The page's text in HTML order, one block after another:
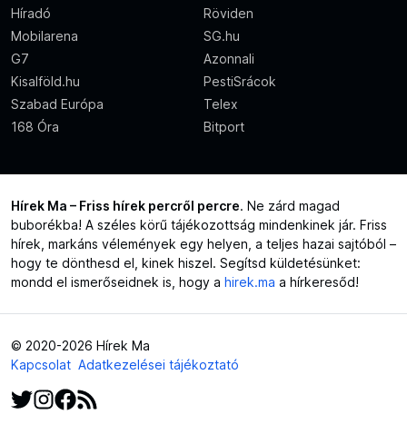
Híradó
Röviden
Mobilarena
SG.hu
G7
Azonnali
Kisalföld.hu
PestiSrácok
Szabad Európa
Telex
168 Óra
Bitport
Hírek Ma – Friss hírek percről percre. Ne zárd magad
buborékba! A széles körű tájékozottság mindenkinek jár. Friss
hírek, markáns vélemények egy helyen, a teljes hazai sajtóból –
hogy te dönthesd el, kinek hiszel. Segítsd küldetésünket:
mondd el ismerőseidnek is, hogy a hirek.ma a hírkeresőd!
© 2020-2026 Hírek Ma
Kapcsolat Adatkezelései tájékoztató